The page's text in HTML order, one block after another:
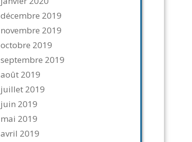
décembre 2019
novembre 2019
octobre 2019
septembre 2019
août 2019
juillet 2019
juin 2019
mai 2019
avril 2019